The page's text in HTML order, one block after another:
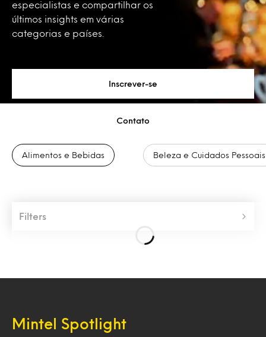
especialistas e compartilhar os
últimos insights em várias
categorias e países.
Inscrever-se
Contato
Alimentos e Bebidas Beleza e Cuidados Pessoais
Filters
Mintel Spotlight